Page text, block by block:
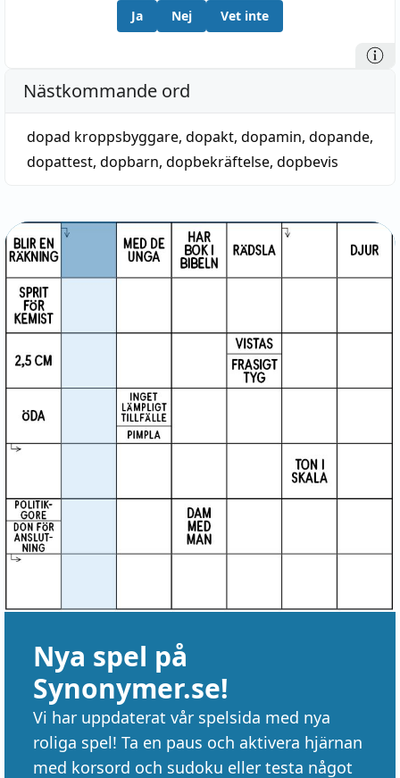
Ja Nej Vet inte
Nästkommande ord
dopad kroppsbyggare, dopakt, dopamin, dopande,
dopattest, dopbarn, dopbekräftelse, dopbevis
Nya spel på
Synonymer.se!
Vi har uppdaterat vår spelsida med nya
roliga spel! Ta en paus och aktivera hjärnan
med korsord och sudoku eller testa något